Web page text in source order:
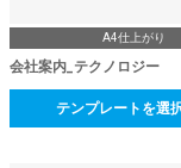
A4仕上がり
会社案内_テクノロジー
テンプレートを選